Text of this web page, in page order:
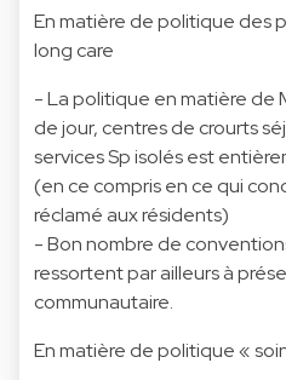
En matière de politique des
long care
- La politique en matière de
de jour, centres de crourts
services Sp isolés est
(en ce compris en ce qui
réclamé aux résidents)
- Bon nombre de
ressortent par ailleurs à
communautaire.
En matière de politique «